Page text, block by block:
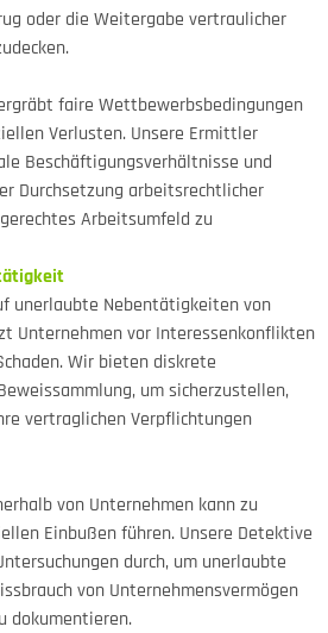
oder die Weitergabe vertraulicher
faire Wettbewerbsbedingungen
Verlusten. Unsere Ermittler
Beschäftigungsverhältnisse und
Durchsetzung arbeitsrechtlicher
Arbeitsumfeld zu
unerlaubte Nebentätigkeiten von
Unternehmen vor Interessenkonflikten
Wir bieten diskrete
um sicherzustellen,
vertraglichen Verpflichtungen
von Unternehmen kann zu
Einbußen führen. Unsere Detektive
durch, um unerlaubte
von Unternehmensvermögen
dokumentieren.